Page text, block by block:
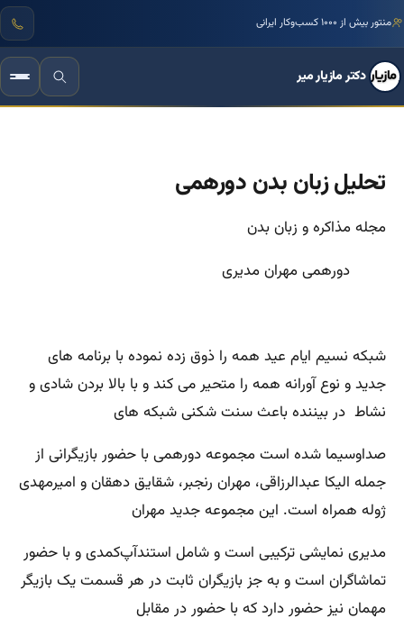
منتور بیش از ۱۰۰۰ کسب‌وکار ایرانی
دکتر مازیار میر
تحلیل زبان بدن دورهمی
مجله مذاکره و زبان بدن
دورهمی مهران مدیری
شبکه نسیم ایام عید همه را ذوق زده نموده با برنامه های
جدید و نوع آورانه همه را متحیر می کند و با بالا بردن شادی و
نشاط در بیننده باعث سنت شکنی شبکه های
صداوسیما شده است مجموعه دورهمی با حضور بازیگرانی از
جمله الیکا عبدالرزاقی، مهران رنجبر، شقایق دهقان و امیرمهدی
ژوله همراه است. این مجموعه جدید مهران
مدیری نمایشی ترکیبی است و شامل استندآپ‌کمدی و با حضور
تماشاگران است و به جز بازیگران ثابت در هر قسمت یک بازیگر
مهمان نیز حضور دارد که با حضور در مقابل